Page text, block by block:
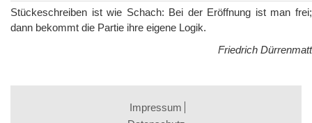
Stückeschreiben ist wie Schach: Bei der Eröffnung ist man frei;
dann bekommt die Partie ihre eigene Logik.
Friedrich Dürrenmatt
Impressum